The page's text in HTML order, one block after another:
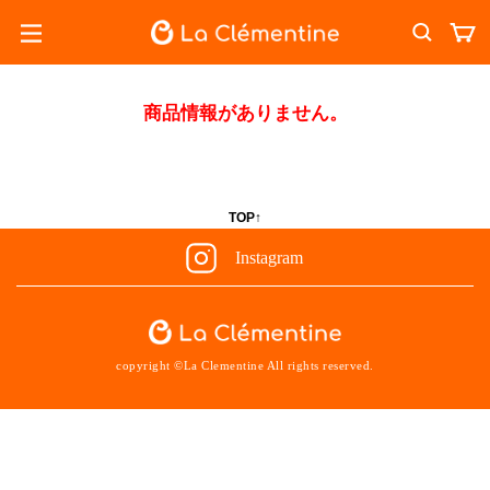
商品情報がありません。
TOP↑
Instagram
copyright ©La Clementine All rights reserved.